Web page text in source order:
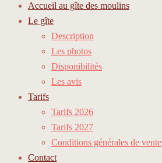
Accueil au gîte des moulins
Le gîte
Description
Les photos
Disponibilités
Les avis
Tarifs
Tarifs 2026
Tarifs 2027
Conditions générales de vente
Contact